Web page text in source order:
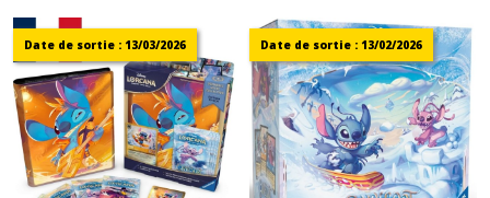
Date de sortie : 13/03/2026 Date de sortie : 13/02/2026